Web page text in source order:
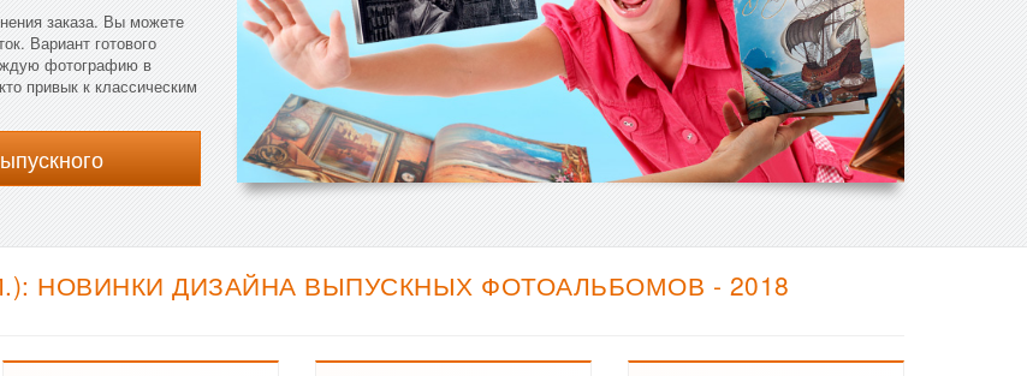
заказа. Вы можете
Вариант готового
фотографию в
привык к классическим
НОВИНКИ ДИЗАЙНА ВЫПУСКНЫХ ФОТОАЛЬБОМОВ - 2018